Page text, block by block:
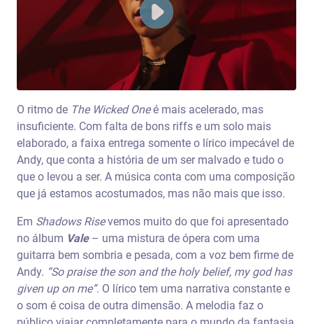
O ritmo de The Wicked Oneé mais acelerado, mas
insuficiente. Com falta de bons riffs e um solo mais
elaborado, a faixa entrega somente o lírico impecável de
Andy, que conta a história de um ser malvado e tudo o
que o levou a ser. A música conta com uma composição
que já estamos acostumados, mas não mais que isso.
Em Shadows Risevemos muito do que foi apresentado
no álbum Vale– uma mistura de ópera com uma
guitarra bem sombria e pesada, com a voz bem firme de
Andy. “So praise the son and the holy belief, my god has
given up on me”. O lírico tem uma narrativa constante e
o som é coisa de outra dimensão. A melodia faz o